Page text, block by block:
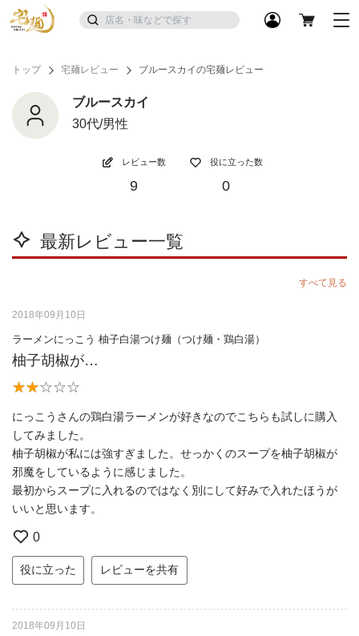
トップ 宅麺レビュー ブルースカイの宅麺レビュー
ブルースカイ
30代/男性
レビュー数
9
役に立った数
0
最新レビュー一覧
すべて見る
2018年09月10日
ラーメンにっこう 柚子白湯つけ麺（つけ麺・鶏白湯）
柚子胡椒が…
にっこうさんの鶏白湯ラーメンが好きなのでこちらも試しに購入
してみました。
柚子胡椒が私には強すぎました。せっかくのスープを柚子胡椒が
邪魔をしているように感じました。
最初からスープに入れるのではなく別にして好みで入れたほうが
いいと思います。
0
役に立った レビューを共有
2018年09月10日